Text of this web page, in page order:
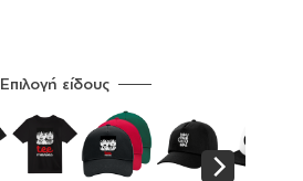
Επιλογή είδους